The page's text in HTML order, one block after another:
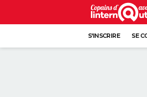
S'INSCRIRE SE